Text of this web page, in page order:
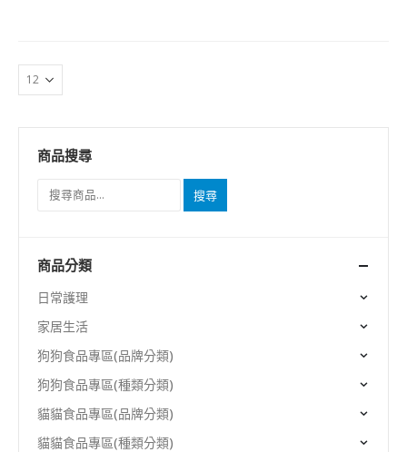
商品搜尋
搜尋
商品分類
日常護理
家居生活
狗狗食品專區(品牌分類)
狗狗食品專區(種類分類)
貓貓食品專區(品牌分類)
貓貓食品專區(種類分類)